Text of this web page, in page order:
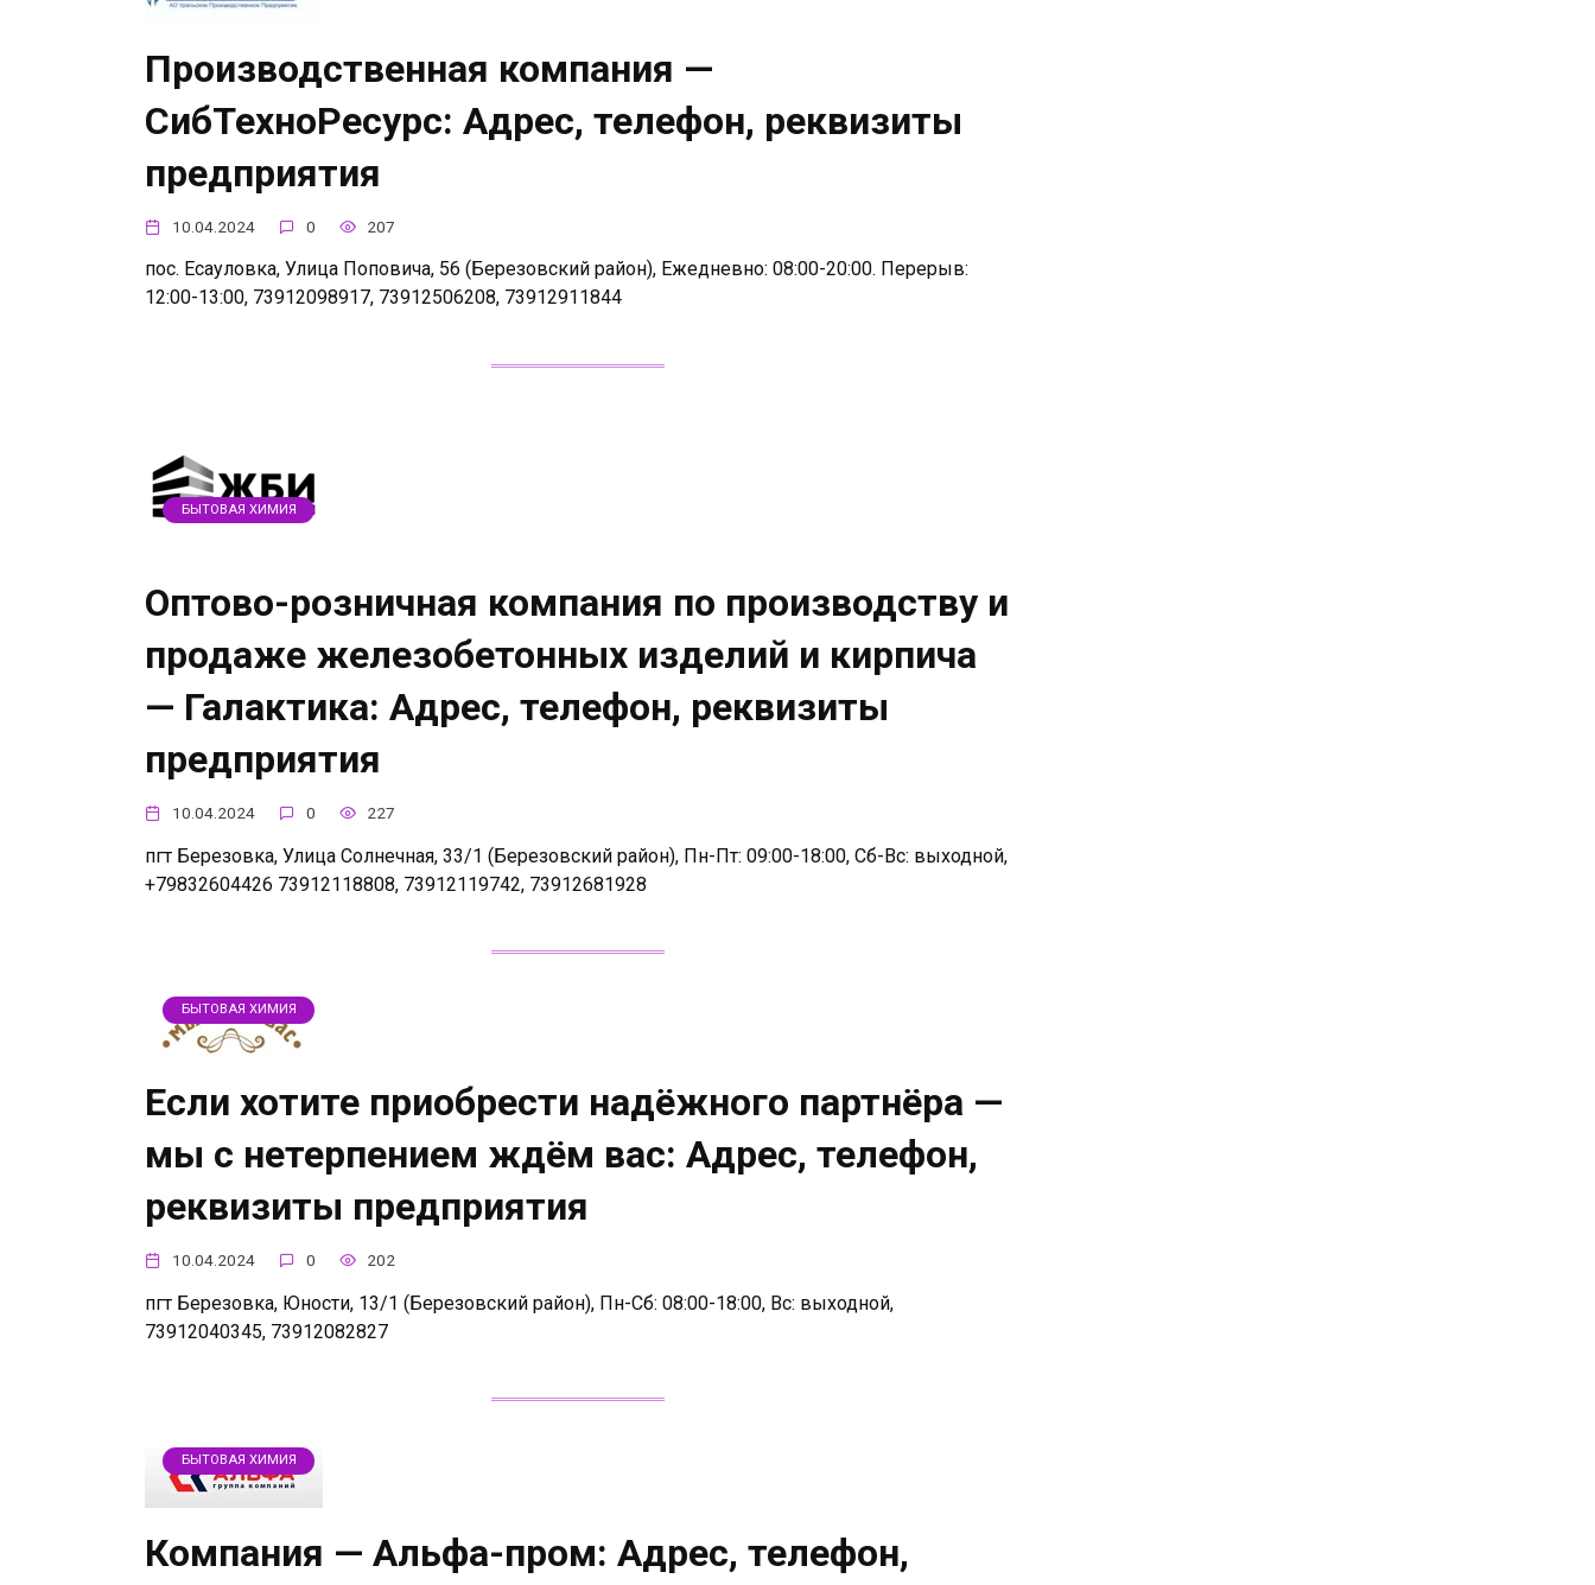
Производственная компания —
СибТехноРесурс: Адрес, телефон, реквизиты
предприятия
10.04.2024 0 207
пос. Есауловка, Улица Поповича, 56 (Березовский район), Ежедневно: 08:00-20:00. Перерыв:
12:00-13:00, 73912098917, 73912506208, 73912911844
БЫТОВАЯ ХИМИЯ
Оптово-розничная компания по производству и
продаже железобетонных изделий и кирпича
— Галактика: Адрес, телефон, реквизиты
предприятия
10.04.2024 0 227
пгт Березовка, Улица Солнечная, 33/1 (Березовский район), Пн-Пт: 09:00-18:00, Сб-Вс: выходной,
+79832604426 73912118808, 73912119742, 73912681928
БЫТОВАЯ ХИМИЯ
Если хотите приобрести надёжного партнёра —
мы с нетерпением ждём вас: Адрес, телефон,
реквизиты предприятия
10.04.2024 0 202
пгт Березовка, Юности, 13/1 (Березовский район), Пн-Сб: 08:00-18:00, Вс: выходной,
73912040345, 73912082827
БЫТОВАЯ ХИМИЯ
Компания — Альфа-пром: Адрес, телефон,